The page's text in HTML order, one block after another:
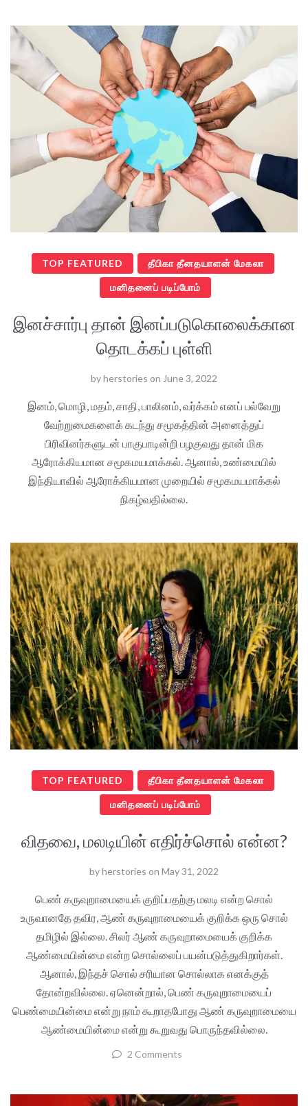
TOP FEATURED தீபிகா தீனதயாளன் மேகலா
மனிதனைப் படிப்போம்
இனச்சார்பு தான் இனப்படுகொலைக்கான
தொடக்கப் புள்ளி
byherstories on June 3, 2022
இனம், மொழி, மதம், சாதி, பாலினம், வர்க்கம் எனப் பல்வேறு
வேற்றுமைகளைக் கடந்து சமூகத்தின் அனைத்துப்
பிரிவினர்களுடன் பாகுபாடின்றி பழகுவது தான் மிக
ஆரோக்கியமான சமூகமயமாக்கல். ஆனால், உண்மையில்
இந்தியாவில் ஆரோக்கியமான முறையில் சமூகமயமாக்கல்
நிகழ்வதில்லை.
TOP FEATURED தீபிகா தீனதயாளன் மேகலா
மனிதனைப் படிப்போம்
விதவை, மலடியின் எதிர்ச்சொல் என்ன?
byherstories on May 31, 2022
பெண் கருவுறாமையைக் குறிப்பதற்கு மலடி என்ற சொல்
உருவானதே தவிர, ஆண் கருவுறாமையைக் குறிக்க ஒரு சொல்
தமிழில் இல்லை. சிலர் ஆண் கருவுறாமையைக் குறிக்க
ஆண்மையின்மை என்ற சொல்லைப் பயன்படுத்துகிறார்கள்.
ஆனால், இந்தச் சொல் சரியான சொல்லாக எனக்குத்
தோன்றவில்லை. ஏனென்றால், பெண் கருவுறாமையைப்
பெண்மையின்மை என்று நாம் கூறாதபோது ஆண் கருவுறாமையை
ஆண்மையின்மை என்று கூறுவது பொருந்தவில்லை.
2 Comments